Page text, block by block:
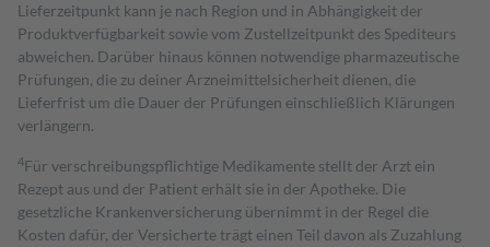
Lieferzeitpunkt kann je nach Region und in Abhängigkeit der
Produktverfügbarkeit sowie vom Zustellzeitpunkt des Spediteurs
abweichen. Darüber hinaus können notwendige pharmazeutische
Prüfungen, die zu deiner Arzneimittelsicherheit dienen, die
Lieferfrist um die Dauer der Prüfungen einschließlich Klärungen
verlängern.
4Für verschreibungspflichtige Medikamente stellt der Arzt ein
Rezept aus und der Patient erhält sie in der Apotheke. Die
gesetzliche Krankenversicherung übernimmt in der Regel die
Kosten dafür, der Versicherte trägt einen Teil davon als Zuzahlung